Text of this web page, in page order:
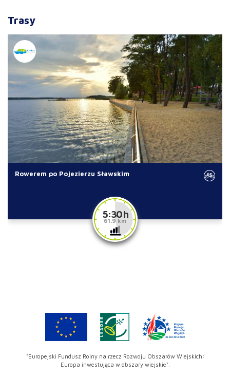
Trasy
Rowerem po Pojezierzu Sławskim
5:30 h
61.9 km
"Europejski Fundusz Rolny na rzecz Rozwoju Obszarów Wiejskich:
Europa inwestująca w obszary wiejskie".